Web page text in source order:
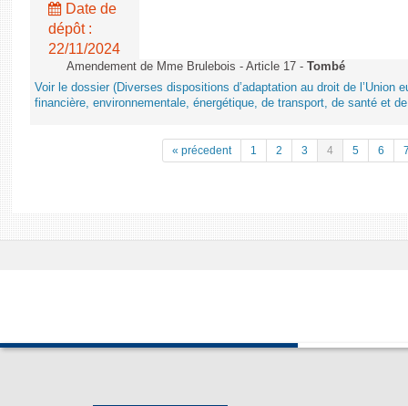
Date de
dépôt :
22/11/2024
Amendement de Mme Brulebois - Article 17 - Tombé
Voir le dossier (Diverses dispositions d’adaptation au droit de l’Union
financière, environnementale, énergétique, de transport, de santé et
« précedent 1 2 3 4 5 6